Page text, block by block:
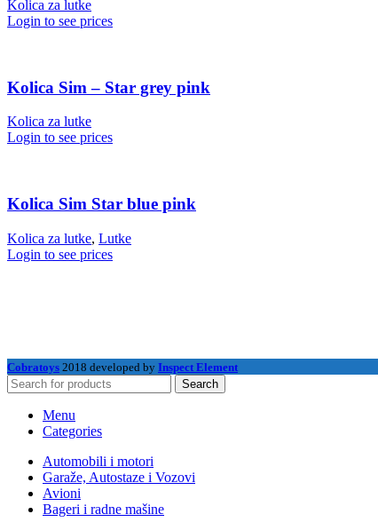
Kolica za lutke
Login to see prices
Kolica Sim – Star grey pink
Kolica za lutke
Login to see prices
Kolica Sim Star blue pink
Kolica za lutke, Lutke
Login to see prices
Cobratoys 2018 developed by Inspect Element
Search
Menu
Categories
Automobili i motori
Garaže, Autostaze i Vozovi
Avioni
Bageri i radne mašine